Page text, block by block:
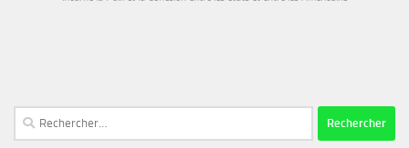
Rechercher :